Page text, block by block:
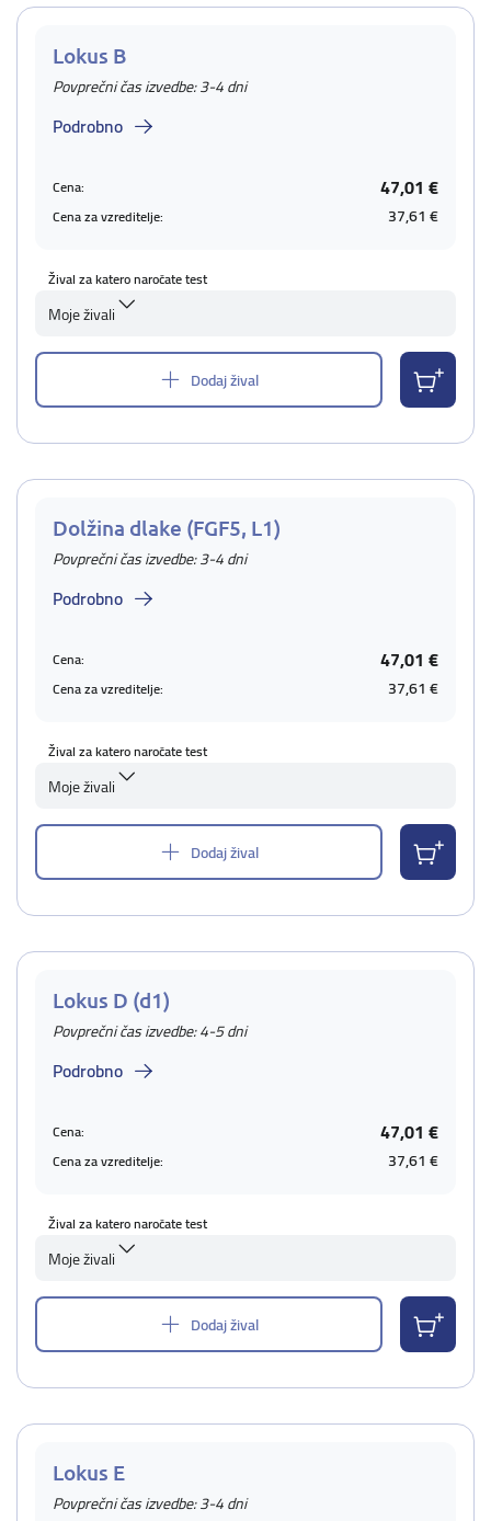
Lokus B
Povprečni čas izvedbe: 3-4 dni
Podrobno
Cena: 47,01 €
Cena za vzreditelje: 37,61 €
Žival za katero naročate test
Moje živali
Dodaj žival
Dolžina dlake (FGF5, L1)
Povprečni čas izvedbe: 3-4 dni
Podrobno
Cena: 47,01 €
Cena za vzreditelje: 37,61 €
Žival za katero naročate test
Moje živali
Dodaj žival
Lokus D (d1)
Povprečni čas izvedbe: 4-5 dni
Podrobno
Cena: 47,01 €
Cena za vzreditelje: 37,61 €
Žival za katero naročate test
Moje živali
Dodaj žival
Lokus E
Povprečni čas izvedbe: 3-4 dni